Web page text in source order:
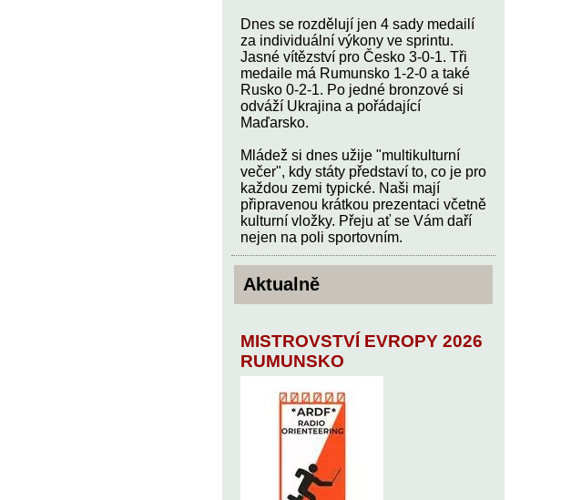
Dnes se rozdělují jen 4 sady medailí
za individuální výkony ve sprintu.
Jasné vítězství pro Česko 3-0-1. Tři
medaile má Rumunsko 1-2-0 a také
Rusko 0-2-1. Po jedné bronzové si
odváží Ukrajina a pořádající
Maďarsko.
Mládež si dnes užije "multikulturní
večer", kdy státy představí to, co je pro
každou zemi typické. Naši mají
připravenou krátkou prezentaci včetně
kulturní vložky. Přeju ať se Vám daří
nejen na poli sportovním.
Aktualně
MISTROVSTVÍ EVROPY 2026
RUMUNSKO